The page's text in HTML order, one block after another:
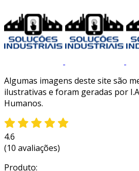
Algumas imagens deste site são
ilustrativas e foram geradas por
Humanos.
4.6
(10 avaliações)
Produto: